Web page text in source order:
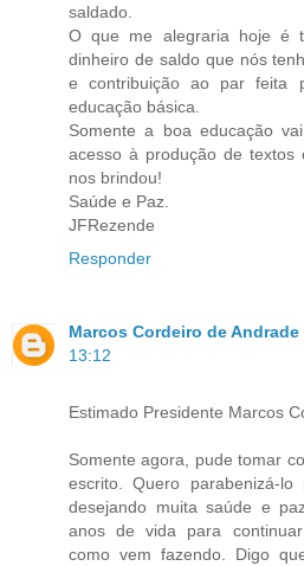
saldado.
O que me alegraria hoje é
dinheiro de saldo que nós
e contribuição ao par feita
educação básica.
Somente a boa educação
acesso à produção de textos
nos brindou!
Saúde e Paz.
JFRezende
Responder
Marcos Cordeiro de Andrade
13:12
Estimado Presidente Marcos
Somente agora, pude tomar
escrito. Quero parabenizá-
desejando muita saúde e
anos de vida para
como vem fazendo. Digo